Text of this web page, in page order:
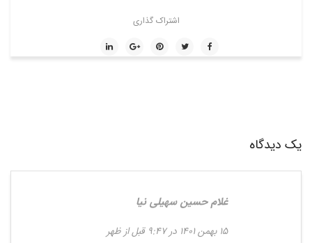
اشتراک گذاری
یک دیدگاه
غلام حسین سهیلی نیا
15 بهمن 1401 در 9:47 قبل از ظهر